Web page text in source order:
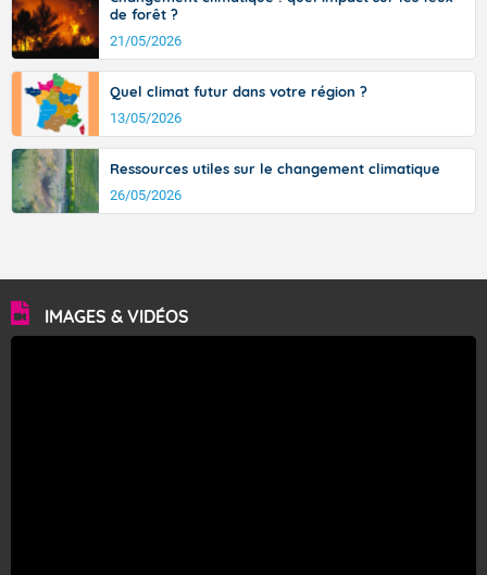
de forêt ?
21/05/2026
Quel climat futur dans votre région ?
13/05/2026
Ressources utiles sur le changement climatique
26/05/2026
IMAGES & VIDÉOS